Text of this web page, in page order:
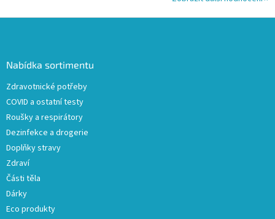
Nabídka sortimentu
Zdravotnické potřeby
COVID a ostatní testy
Roušky a respirátory
Dezinfekce a drogerie
Doplňky stravy
Zdraví
Části těla
Dárky
Eco produkty